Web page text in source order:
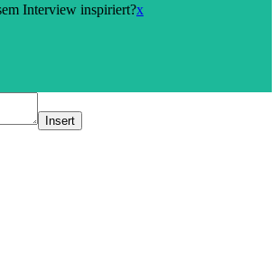
Interview inspiriert?x
Insert